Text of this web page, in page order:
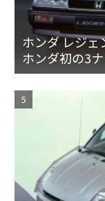
ホンダ レジェ
ホンダ初の3
ンとハードト